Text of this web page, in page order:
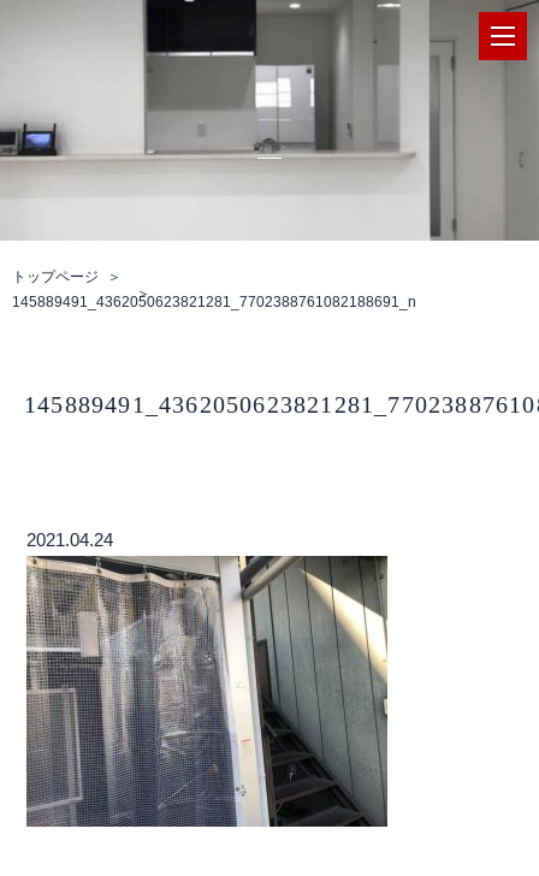
トップページ
145889491_4362050623821281_7702388761082188691_n
2021.04.24